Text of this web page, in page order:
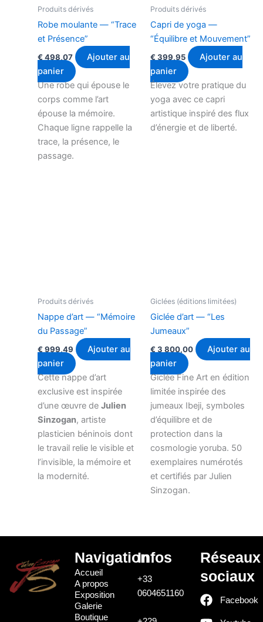
Produits dérivés
Robe moulante — “Trace
et Présence”
€ 498,07
Ajouter au
panier
Une robe qui épouse le
corps comme l’art
épouse la mémoire.
Chaque ligne rappelle la
trace, la présence, le
passage.
Produits dérivés
Capri de yoga —
“Équilibre et Mouvement”
€ 399,95
Ajouter au
panier
Élevez votre pratique du
yoga avec ce capri
artistique inspiré des flux
d’énergie et de liberté.
Produits dérivés
Nappe d’art — “Mémoire
du Passage”
€ 999,49
Ajouter au
panier
Cette nappe d’art
exclusive est inspirée
d’une œuvre de Julien
Sinzogan, artiste
plasticien béninois dont
le travail relie le visible et
l’invisible, la mémoire et
la modernité.
Giclées (éditions limitées)
Giclée d’art — “Les
Jumeaux”
€ 3 800,00
Ajouter au
panier
Giclée Fine Art en édition
limitée inspirée des
jumeaux Ibeji, symboles
d’équilibre et de
protection dans la
cosmologie yoruba. 50
exemplaires numérotés
et certifiés par Julien
Sinzogan.
Navigation
Accueil
A propos
Exposition
Galerie
Boutique
Infos
+33
0604651160
Réseaux
sociaux
Facebook